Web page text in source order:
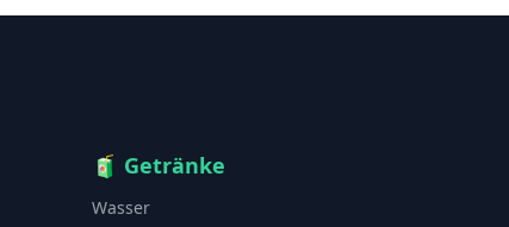
🧃 Getränke
Wasser